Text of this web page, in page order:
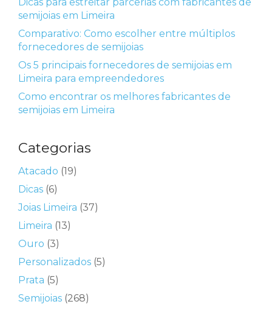
semijoias em Limeira
Comparativo: Como escolher entre múltiplos
fornecedores de semijoias
Os 5 principais fornecedores de semijoias em
Limeira para empreendedores
Como encontrar os melhores fabricantes de
semijoias em Limeira
Categorias
Atacado (19)
Dicas (6)
Joias Limeira (37)
Limeira (13)
Ouro (3)
Personalizados (5)
Prata (5)
Semijoias (268)